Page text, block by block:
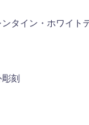
ンタイン・ホワイト
刻